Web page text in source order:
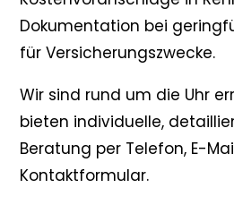
Dokumentation bei
für Versicherungszwecke.
Wir sind rund um die Uhr
bieten individuelle,
Beratung per Telefon, E-
Kontaktformular.